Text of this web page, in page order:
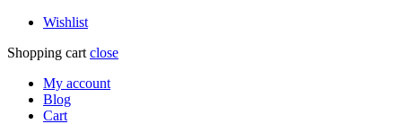
Wishlist
Shopping cart close
My account
Blog
Cart